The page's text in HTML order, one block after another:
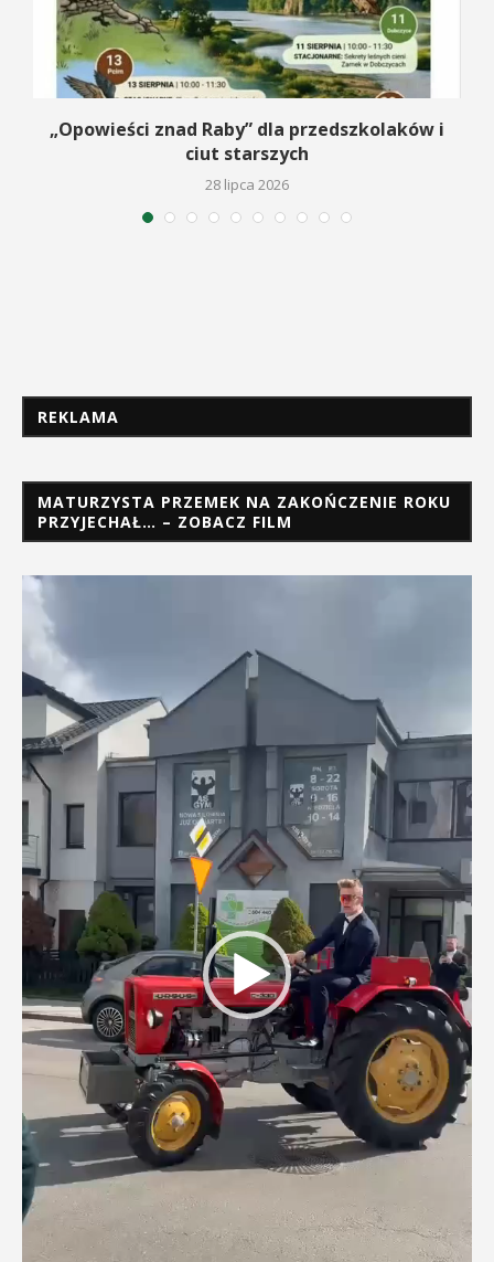
„Opowieści znad Raby” dla przedszkolaków i
ciut starszych
28 lipca 2026
REKLAMA
MATURZYSTA PRZEMEK NA ZAKOŃCZENIE ROKU
PRZYJECHAŁ… – ZOBACZ FILM
Odtwarzacz